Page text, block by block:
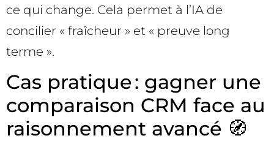
ce qui change. Cela permet à l’IA de
concilier « fraîcheur » et « preuve long
terme ».
Cas pratique : gagner une
comparaison CRM face au
raisonnement avancé 🧭